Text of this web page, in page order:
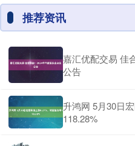
推荐资讯
嘉汇优配交易 佳
公告
升鸿网 5月30日
118.28%